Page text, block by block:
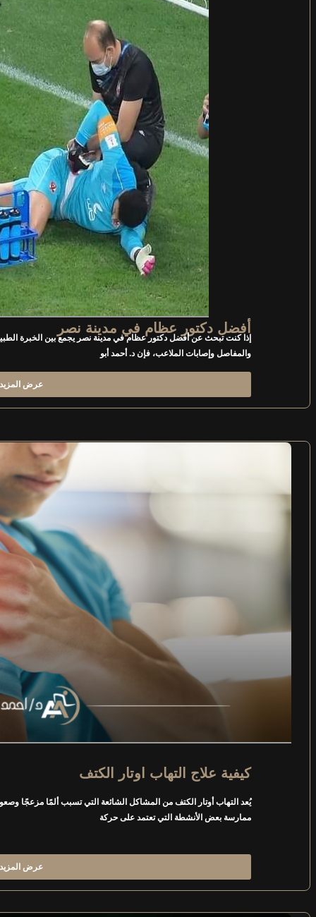
أفضل دكتور عظام في مدينة نصر
إذا كنت تبحث عن أفضل دكتور عظام في مدينة نصر يجمع بين الخبرة
والمفاصل وإصابات الملاعب، فإن د. أحمد أبو
عرض المزيد
كيفية علاج التهاب اوتار الكتف
يُعد التهاب أوتار الكتف من المشاكل الشائعة التي تسبب ألمًا مزعجًا
ممارسة بعض الأنشطة التي تعتمد على حركة
عرض المزيد